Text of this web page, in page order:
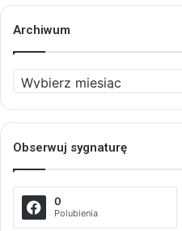
Archiwum
Archiwum
Obserwuj sygnaturę
0
Polubienia